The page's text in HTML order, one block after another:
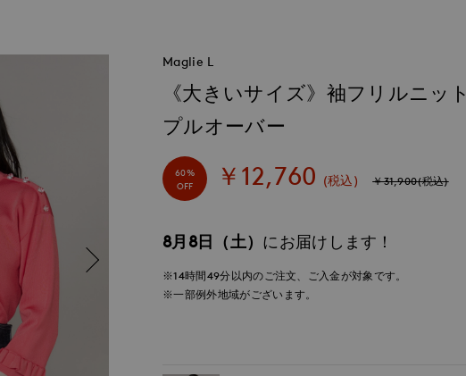
Maglie L
《大きいサイズ》袖フリルニット
プルオーバー
60%
OFF
￥12,760 (税込) ￥31,900(税込)
8月8日（土） にお届けします！
※14時間49分以内のご注文、ご入金が対象です。
※一部例外地域がございます。